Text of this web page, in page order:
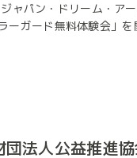
ャパン・ドリーム・ア
ーガード無料体験会」を
法人公益推進